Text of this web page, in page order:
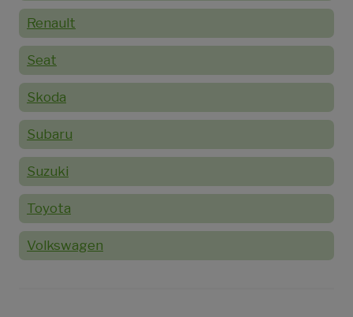
Renault
Seat
Skoda
Subaru
Suzuki
Toyota
Volkswagen